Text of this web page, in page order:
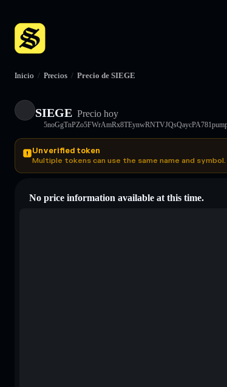
Inicio / Precios / Precio de SIEGE
SIEGE Precio hoy
Unverified token
Multiple tokens can use the same name and
No price information available at this time.